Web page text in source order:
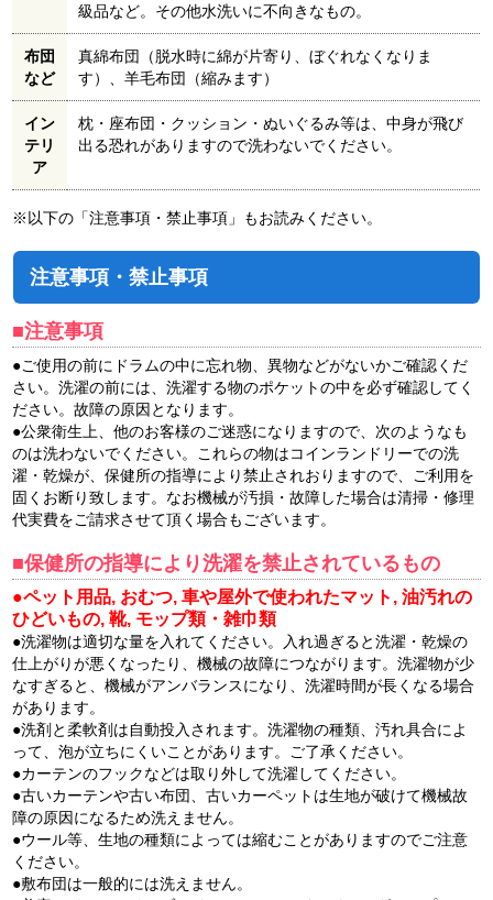
級品など。その他水洗いに不向きなもの。
布団
など
真綿布団（脱水時に綿が片寄り、ぼぐれなくなりま
す）、羊毛布団（縮みます）
イン
テリ
ア
枕・座布団・クッション・ぬいぐるみ等は、中身が飛び
出る恐れがありますので洗わないでください。
※以下の「注意事項・禁止事項」もお読みください。
注意事項・禁止事項
■注意事項
●ご使用の前にドラムの中に忘れ物、異物などがないかご確認くだ
さい。洗濯の前には、洗濯する物のポケットの中を必ず確認してく
ださい。故障の原因となります。
●公衆衛生上、他のお客様のご迷惑になりますので、次のようなも
のは洗わないでください。これらの物はコインランドリーでの洗
濯・乾燥が、保健所の指導により禁止されおりますので、ご利用を
固くお断り致します。なお機械が汚損・故障した場合は清掃・修理
代実費をご請求させて頂く場合もございます。
■保健所の指導により洗濯を禁止されているもの
●ペット用品, おむつ, 車や屋外で使われたマット, 油汚れの
ひどいもの, 靴, モップ類・雑巾類
●洗濯物は適切な量を入れてください。入れ過ぎると洗濯・乾燥の
仕上がりが悪くなったり、機械の故障につながります。洗濯物が少
なすぎると、機械がアンバランスになり、洗濯時間が長くなる場合
があります。
●洗剤と柔軟剤は自動投入されます。洗濯物の種類、汚れ具合によ
って、泡が立ちにくいことがあります。ご了承ください。
●カーテンのフックなどは取り外して洗濯してください。
●古いカーテンや古い布団、古いカーペットは生地が破けて機械故
障の原因になるため洗えません。
●ウール等、生地の種類によっては縮むことがありますのでご注意
ください。
●敷布団は一般的には洗えません。